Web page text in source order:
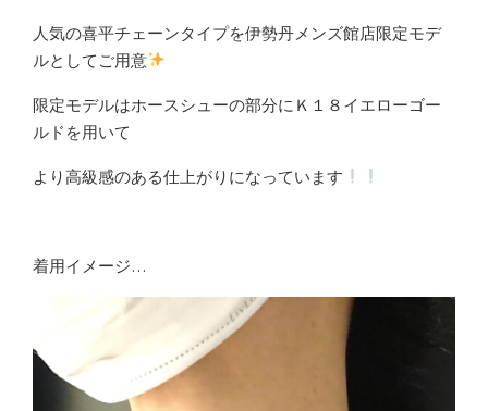
人気の喜平チェーンタイプを伊勢丹メンズ館店限定モデ
ルとしてご用意
限定モデルはホースシューの部分にＫ１８イエローゴー
ルドを用いて
より高級感のある仕上がりになっています
着用イメージ…